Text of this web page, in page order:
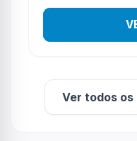
Ver todos os